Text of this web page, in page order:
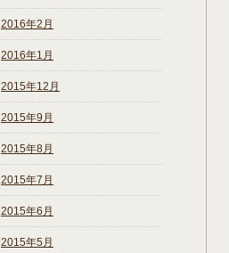
2016年2月
2016年1月
2015年12月
2015年9月
2015年8月
2015年7月
2015年6月
2015年5月